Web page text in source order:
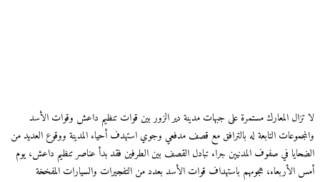
لا تزال المعارك مستمرة على جبهات مدينة دير الزور بين قوات تنظيم داعش وقوات الأسد
والمجموعات التابعة له بالترافق مع قصف مدفعي وجوي استهدف أحياء المدينة ووقوع العديد من
الضحايا في صفوف المدنيين جراء تبادل القصف بين الطرفين فقد بدأ عناصر تنظيم داعش، يوم
أمس الأربعاء، هجومهم باستهداف قوات الأسد بعدد من التفجيرات والسيارات المفخخة